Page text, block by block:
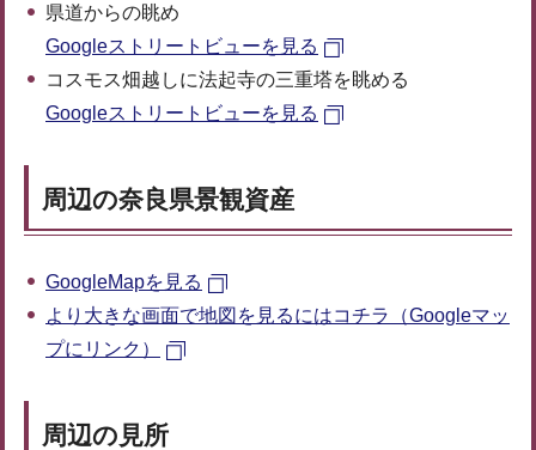
県道からの眺め
Googleストリートビューを見る
コスモス畑越しに法起寺の三重塔を眺める
Googleストリートビューを見る
周辺の奈良県景観資産
GoogleMapを見る
より大きな画面で地図を見るにはコチラ（Googleマッ
プにリンク）
周辺の見所